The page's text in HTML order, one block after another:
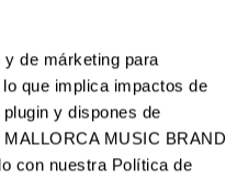
de márketing para
que implica impactos de
y dispones de
MUSIC BRAND
con nuestra Política de